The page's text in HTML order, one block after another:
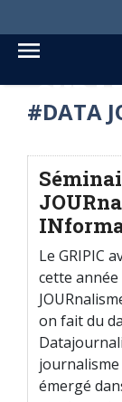
SUR
#DATA
Le GRIPIC
cette année
on fait du
journalisme
émergé